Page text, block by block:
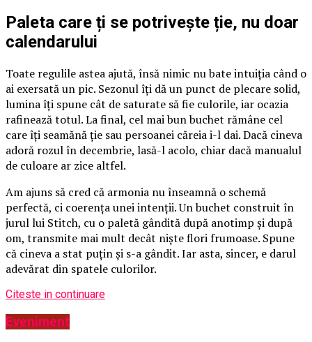
Paleta care ți se potrivește ție, nu doar
calendarului
Toate regulile astea ajută, însă nimic nu bate intuiția când o
ai exersată un pic. Sezonul îți dă un punct de plecare solid,
lumina îți spune cât de saturate să fie culorile, iar ocazia
rafinează totul. La final, cel mai bun buchet rămâne cel
care îți seamănă ție sau persoanei căreia i-l dai. Dacă cineva
adoră rozul în decembrie, lasă-l acolo, chiar dacă manualul
de culoare ar zice altfel.
Am ajuns să cred că armonia nu înseamnă o schemă
perfectă, ci coerența unei intenții. Un buchet construit în
jurul lui Stitch, cu o paletă gândită după anotimp și după
om, transmite mai mult decât niște flori frumoase. Spune
că cineva a stat puțin și s-a gândit. Iar asta, sincer, e darul
adevărat din spatele culorilor.
Citeste in continuare
Eveniment